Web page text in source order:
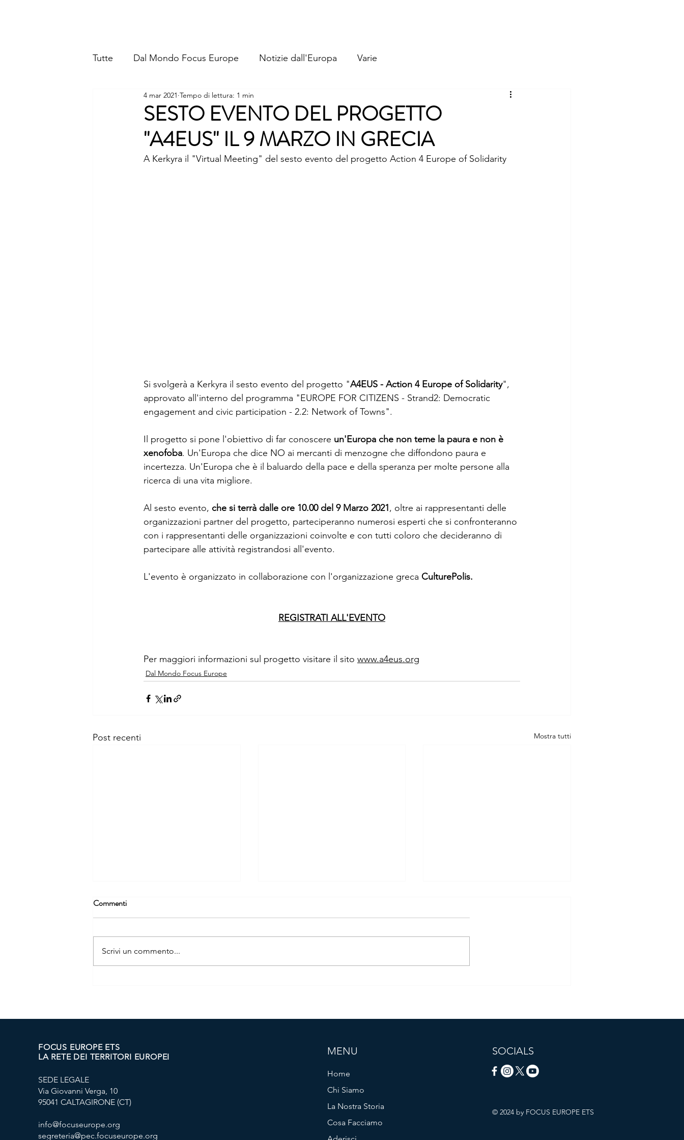
Tutte Dal Mondo Focus Europe Notizie dall'Europa Varie
SESTO EVENTO DEL PROGETTO
"A4EUS" IL 9 MARZO IN GRECIA
4 mar 2021 Tempo di lettura: 1 min
A Kerkyra il "Virtual Meeting" del sesto evento del progetto Action 4 Europe of Solidarity
Si svolgerà a Kerkyra il sesto evento del progetto "A4EUS - Action 4 Europe of Solidarity",
approvato all'interno del programma "EUROPE FOR CITIZENS - Strand2: Democratic
engagement and civic participation - 2.2: Network of Towns".
Il progetto si pone l'obiettivo di far conoscere un'Europa che non teme la paura e non è
xenofoba. Un'Europa che dice NO ai mercanti di menzogne ​​che diffondono paura e
incertezza. Un'Europa che è il baluardo della pace e della speranza per molte persone alla
ricerca di una vita migliore.
Al sesto evento, che si terrà dalle ore 10.00 del 9 Marzo 2021, oltre ai rappresentanti delle
organizzazioni partner del progetto, parteciperanno numerosi esperti che si confronteranno
con i rappresentanti delle organizzazioni coinvolte e con tutti coloro che decideranno di
partecipare alle attività registrandosi all'evento.
L'evento è organizzato in collaborazione con l'organizzazione greca CulturePolis.
REGISTRATI ALL'EVENTO
Per maggiori informazioni sul progetto visitare il sito www.a4eus.org
Dal Mondo Focus Europe
Post recenti Mostra tutti
Commenti
Scrivi un commento...
FOCUS EUROPE ETS
LA RETE DEI TERRITORI EUROPEI
SEDE LEGALE
Via Giovanni Verga, 10
95041 CALTAGIRONE (CT)
info@focuseurope.org
segreteria@pec.focuseurope.org
MENU
Home
Chi Siamo
La Nostra Storia
Cosa Facciamo
SOCIALS
© 2024 by FOCUS EUROPE ETS